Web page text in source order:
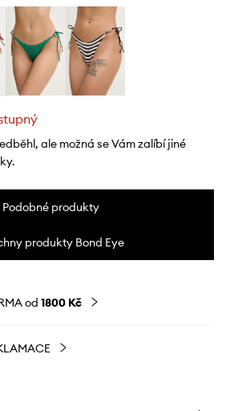
ale možná se Vám zalíbí jiné
Podobné produkty
produkty Bond Eye
od 1800 Kč